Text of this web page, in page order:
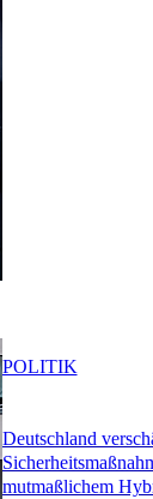
Deutschland
mutmaßlichem
POLITIK